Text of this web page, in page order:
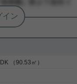
（90.53㎡）